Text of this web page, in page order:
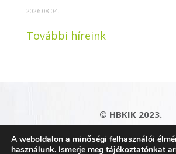
2026.08.04.
További híreink
© HBKIK 2023.
Adatkezelési tájékoztató|
Kapcsolat|
A weboldalon a minőségi felhasználói
használunk. Ismerje meg tájékoztatónkat